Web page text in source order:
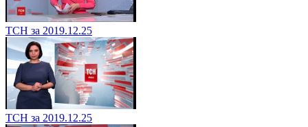
ТСН за 2019.12.25
ТСН за 2019.12.25